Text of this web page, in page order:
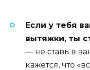
Если у тебя
вытяжки, ты
— не ставь в
кажется, что